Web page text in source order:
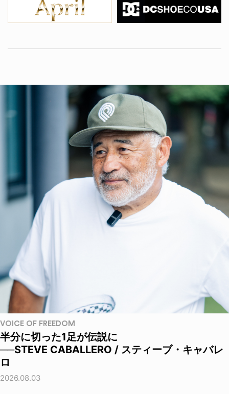
VOICE OF FREEDOM
半分に切った1足が伝説に
──STEVE CABALLERO / スティーブ・キャバレ
ロ
2026.08.03